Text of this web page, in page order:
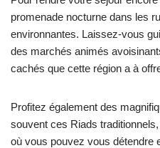
promenade nocturne dans les
environnantes. Laissez-vous
des marchés animés
cachés que cette région a à
Profitez également des
souvent ces Riads
où vous pouvez vous détendre